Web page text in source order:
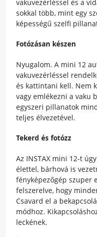
vakuvezérléssel és a
sokkal több, mint egy
képességű szelfi
Fotózásan készen
Nyugalom. A mini 12
vakuvezérléssel
és kattintani kell. Nem
vagy emlékezni a vaku
egyszeri pillanatok
teljes élvezetével.
Tekerd és fotózz
Az INSTAX mini 12-t
élettel, bárhová is
fényképezőgép szuper
felszerelve, hogy
Csavard el a
módhoz.
leckének.